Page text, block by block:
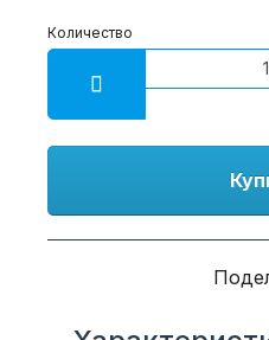
Количество